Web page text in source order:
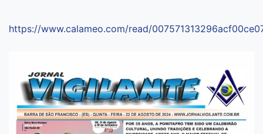
https://www.calameo.com/read/